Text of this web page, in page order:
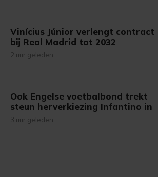
Vinícius Júnior verlengt contract
bij Real Madrid tot 2032
2 uur geleden
Ook Engelse voetbalbond trekt
steun herverkiezing Infantino in
3 uur geleden